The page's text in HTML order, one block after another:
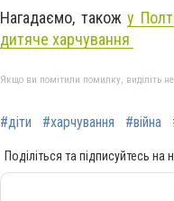
Нагадаємо, такожу
дитяче харчування
Якщо ви помітили помилку, виділіть
#діти #харчування #війна
Поділіться та підписуйтесь на